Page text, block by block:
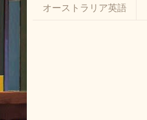
オーストラリア英語